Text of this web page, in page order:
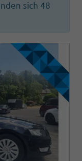
sich 48